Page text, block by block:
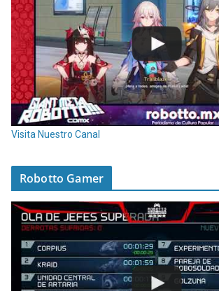
Visita Nuestro Canal
Robotto Gamer